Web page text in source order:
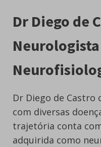
Dr Diego de
Dr Diego de Castro
com diversas
trajetória conta
adquirida como